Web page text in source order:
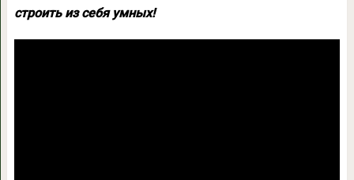
строить из себя умных!